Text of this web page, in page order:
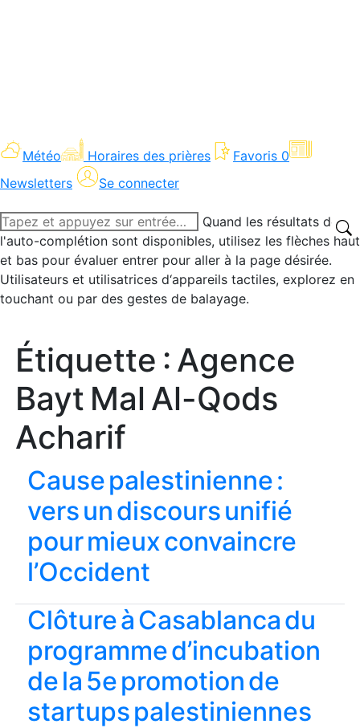
Météo Horaires des prières Favoris 0
Newsletters
Se connecter
Recherche
:
Quand les résultats de
l'auto-complétion sont disponibles, utilisez les flèches haut
et bas pour évaluer entrer pour aller à la page désirée.
Utilisateurs et utilisatrices d‘appareils tactiles, explorez en
touchant ou par des gestes de balayage.
Étiquette : Agence
Bayt Mal Al-Qods
Acharif
Cause palestinienne :
vers un discours unifié
pour mieux convaincre
l’Occident
Clôture à Casablanca du
programme d’incubation
de la 5e promotion de
startups palestiniennes